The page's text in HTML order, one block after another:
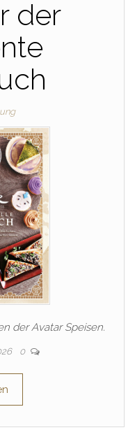
der
der Avatar Speisen.
0